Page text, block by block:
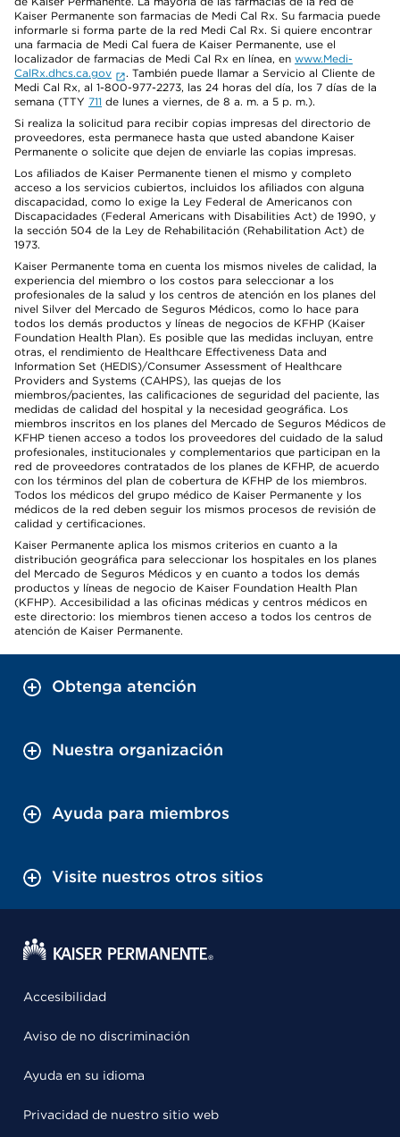
Kaiser Permanente son farmacias de Medi Cal Rx. Su farmacia puede
informarle si forma parte de la red Medi Cal Rx. Si quiere encontrar
una farmacia de Medi Cal fuera de Kaiser Permanente, use el
localizador de farmacias de Medi Cal Rx en línea, en www.Medi-
CalRx.dhcs.ca.gov
. También puede llamar a Servicio al Cliente de
Medi Cal Rx, al 1-800-977-2273, las 24 horas del día, los 7 días de la
semana (TTY 711 de lunes a viernes, de 8 a. m. a 5 p. m.).
Si realiza la solicitud para recibir copias impresas del directorio de
proveedores, esta permanece hasta que usted abandone Kaiser
Permanente o solicite que dejen de enviarle las copias impresas.
Los afiliados de Kaiser Permanente tienen el mismo y completo
acceso a los servicios cubiertos, incluidos los afiliados con alguna
discapacidad, como lo exige la Ley Federal de Americanos con
Discapacidades (Federal Americans with Disabilities Act) de 1990, y
la sección 504 de la Ley de Rehabilitación (Rehabilitation Act) de
1973.
Kaiser Permanente toma en cuenta los mismos niveles de calidad, la
experiencia del miembro o los costos para seleccionar a los
profesionales de la salud y los centros de atención en los planes del
nivel Silver del Mercado de Seguros Médicos, como lo hace para
todos los demás productos y líneas de negocios de KFHP (Kaiser
Foundation Health Plan). Es posible que las medidas incluyan, entre
otras, el rendimiento de Healthcare Effectiveness Data and
Information Set (HEDIS)/Consumer Assessment of Healthcare
Providers and Systems (CAHPS), las quejas de los
miembros/pacientes, las calificaciones de seguridad del paciente, las
medidas de calidad del hospital y la necesidad geográfica. Los
miembros inscritos en los planes del Mercado de Seguros Médicos de
KFHP tienen acceso a todos los proveedores del cuidado de la salud
profesionales, institucionales y complementarios que participan en la
red de proveedores contratados de los planes de KFHP, de acuerdo
con los términos del plan de cobertura de KFHP de los miembros.
Todos los médicos del grupo médico de Kaiser Permanente y los
médicos de la red deben seguir los mismos procesos de revisión de
calidad y certificaciones.
Kaiser Permanente aplica los mismos criterios en cuanto a la
distribución geográfica para seleccionar los hospitales en los planes
del Mercado de Seguros Médicos y en cuanto a todos los demás
productos y líneas de negocio de Kaiser Foundation Health Plan
(KFHP). Accesibilidad a las oficinas médicas y centros médicos en
este directorio: los miembros tienen acceso a todos los centros de
atención de Kaiser Permanente.
Obtenga atención
Nuestra organización
Ayuda para miembros
Visite nuestros otros sitios
Accesibilidad
Aviso de no discriminación
Ayuda en su idioma
Privacidad de nuestro sitio web